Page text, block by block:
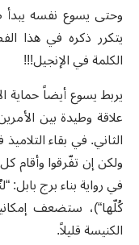
وحتى يسوع نفسه يبدأ
الكلمة في الإنجيل!!!
يربط يسوع أيضاً حماية
علاقة وطيدة بين
الثاني. في بقاء
في رواية بناء برج
كُلّها“)، ستضعف
الكنيسة قليلاً.